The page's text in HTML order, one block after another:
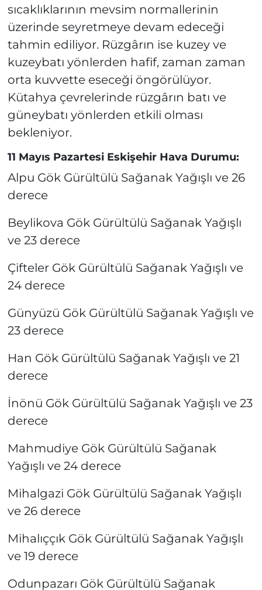
sıcaklıklarının mevsim normallerinin
üzerinde seyretmeye devam edeceği
tahmin ediliyor. Rüzgârın ise kuzey ve
kuzeybatı yönlerden hafif, zaman zaman
orta kuvvette eseceği öngörülüyor.
Kütahya çevrelerinde rüzgârın batı ve
güneybatı yönlerden etkili olması
bekleniyor.
11 Mayıs Pazartesi Eskişehir Hava Durumu:
Alpu Gök Gürültülü Sağanak Yağışlı ve 26
derece
Beylikova Gök Gürültülü Sağanak Yağışlı
ve 23 derece
Çifteler Gök Gürültülü Sağanak Yağışlı ve
24 derece
Günyüzü Gök Gürültülü Sağanak Yağışlı ve
23 derece
Han Gök Gürültülü Sağanak Yağışlı ve 21
derece
İnönü Gök Gürültülü Sağanak Yağışlı ve 23
derece
Mahmudiye Gök Gürültülü Sağanak
Yağışlı ve 24 derece
Mihalgazi Gök Gürültülü Sağanak Yağışlı
ve 26 derece
Mihalıççık Gök Gürültülü Sağanak Yağışlı
ve 19 derece
Odunpazarı Gök Gürültülü Sağanak